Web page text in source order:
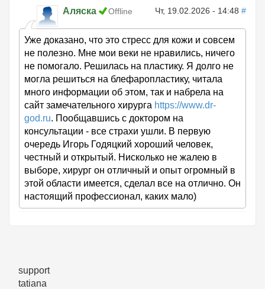
Аляска Offline Чт, 19.02.2026 - 14:48 #
Уже доказано, что это стресс для кожи и совсем
не полезно. Мне мои веки не нравились, ничего
не помогало. Решилась на пластику. Я долго не
могла решиться на блефаропластику, читала
много информации об этом, так и набрела на
сайт замечательного хирурга https://www.dr-
god.ru. Пообщавшись с доктором на
консультации - все страхи ушли. В первую
очередь Игорь Годяцкий хороший человек,
честный и открытый. Нисколько не жалею в
выборе, хирург он отличный и опыт огромный в
этой области имеется, сделал все на отлично. Он
настоящий профессионал, каких мало)
support
tatiana